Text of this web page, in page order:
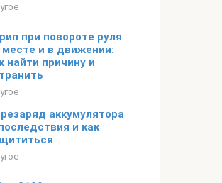
при повороте руля
месте и в движении:
найти причину и
аккумулятора
и как